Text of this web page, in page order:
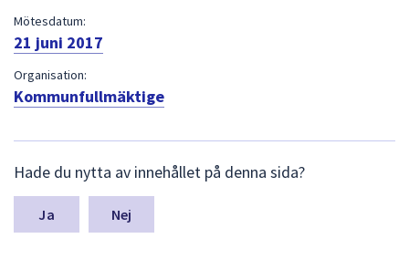
Mötesdatum:
21 juni 2017
Organisation:
Kommunfullmäktige
ä
m
a
Hade du nytta av innehållet på denna sida?
Nej